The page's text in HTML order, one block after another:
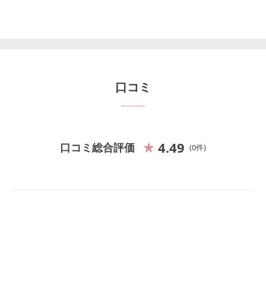
口コミ
口コミ総合評価 4.49 0件